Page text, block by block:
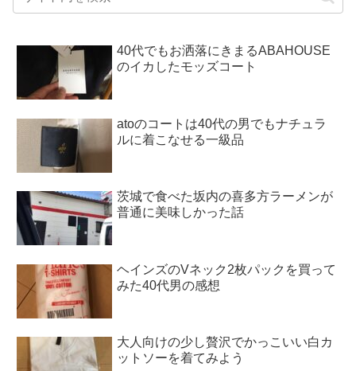
40代でもお洒落にきまるABAHOUSE
のイカしたモッズコート
atoのコートは40代の男でもナチュラ
ルに着こなせる一級品
茨城で食べた坂内の喜多方ラーメンが
普通に美味しかった話
ヘインズのVネック2枚パックを買って
みた40代男の感想
大人向けの少し贅沢でかっこいい白カ
ットソーを着てみよう